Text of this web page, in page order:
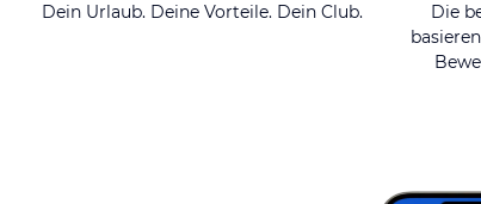
Dein Urlaub. Deine Vorteile. Dein Club.
Die